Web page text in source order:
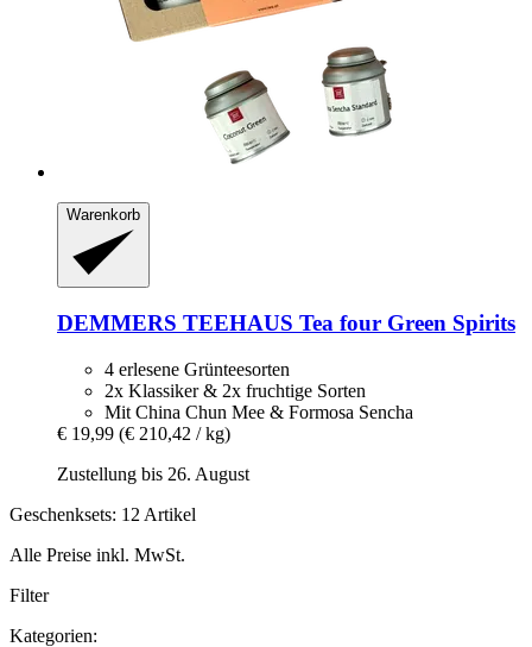
Warenkorb
DEMMERS TEEHAUS Tea four Green Spirits
4 erlesene Grünteesorten
2x Klassiker & 2x fruchtige Sorten
Mit China Chun Mee & Formosa Sencha
€ 19,99 (€ 210,42 / kg)
Zustellung bis 26. August
Geschenksets: 12 Artikel
Alle Preise inkl. MwSt.
Filter
Kategorien: